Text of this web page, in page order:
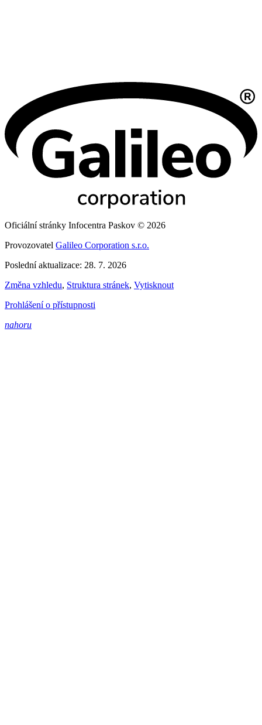
Oficiální stránky Infocentra Paskov © 2026
Provozovatel Galileo Corporation s.r.o.
Poslední aktualizace: 28. 7. 2026
Změna vzhledu, Struktura stránek, Vytisknout
Prohlášení o přístupnosti
nahoru